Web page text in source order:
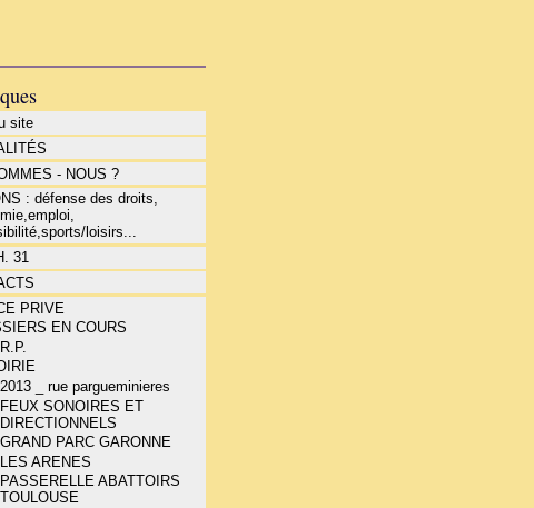
site
- NOUS ?
: défense des droits,
loisirs...
31
PRIVE
EN COURS
2013 _ rue pargueminieres
FEUX SONOIRES ET
DIRECTIONNELS
GRAND PARC GARONNE
LES ARENES
PASSERELLE ABATTOIRS
TOULOUSE